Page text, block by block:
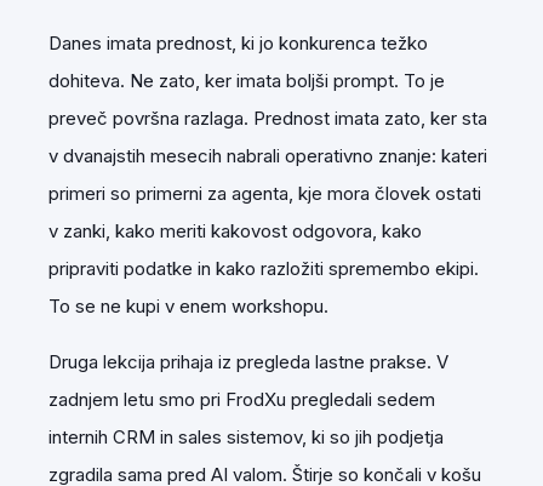
Danes imata prednost, ki jo konkurenca težko
dohiteva. Ne zato, ker imata boljši prompt. To je
preveč površna razlaga. Prednost imata zato, ker sta
v dvanajstih mesecih nabrali operativno znanje: kateri
primeri so primerni za agenta, kje mora človek ostati
v zanki, kako meriti kakovost odgovora, kako
pripraviti podatke in kako razložiti spremembo ekipi.
To se ne kupi v enem workshopu.
Druga lekcija prihaja iz pregleda lastne prakse. V
zadnjem letu smo pri FrodXu pregledali sedem
internih CRM in sales sistemov, ki so jih podjetja
zgradila sama pred AI valom. Štirje so končali v košu